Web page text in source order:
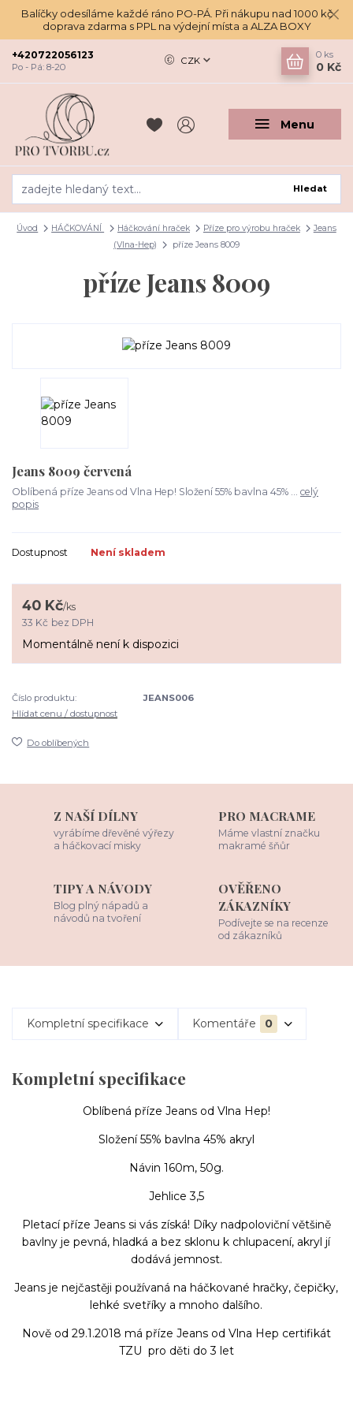
Balíčky odesíláme každé ráno PO-PÁ. Při nákupu nad 1000 kč
doprava zdarma s PPL na výdejní místa a ALZA BOXY
Menu
CZK
Hledat
+420722056123
Po - Pá: 8-20
0 ks
0 Kč
Úvod HÁČKOVÁNÍ Háčkování hraček Příze pro výrobu hraček
Jeans
(Vlna-Hep)
příze Jeans 8009
příze Jeans 8009
Jeans 8009 červená
Oblíbená příze Jeans od Vlna Hep! Složení 55% bavlna 45% ... celý
popis
Dostupnost Není skladem
40 Kč/ks
33 Kč bez DPH
Momentálně není k dispozici
Číslo produktu:
JEANS006
Hlídat cenu / dostupnost
Do oblíbených
Z NAŠÍ DÍLNY
vyrábíme dřevěné výřezy
a háčkovací misky
PRO MACRAME
Máme vlastní značku
makramé šňůr
TIPY A NÁVODY
Blog plný nápadů a
návodů na tvoření
OVĚŘENO
ZÁKAZNÍKY
Podívejte se na recenze
od zákazníků
Kompletní specifikace Komentáře 0
Kompletní specifikace
Oblíbená příze Jeans od Vlna Hep!
Složení 55% bavlna 45% akryl
Návin 160m, 50g.
Jehlice 3,5
Pletací příze Jeans si vás získá! Díky nadpoloviční většině
bavlny je pevná, hladká a bez sklonu k chlupacení, akryl jí
dodává jemnost.
Jeans je nejčastěji používaná na háčkované hračky, čepičky,
lehké svetříky a mnoho dalšího.
Nově od 29.1.2018 má příze Jeans od Vlna Hep certifikát
TZU pro děti do 3 let